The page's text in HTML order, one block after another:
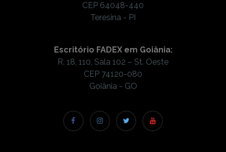
CEP 64048-440
Teresina - PI
Escritório FADEX em Goiânia:
R. 18, 110, Sala 102 – St. Oeste
CEP 74120-080
Goiânia - GO